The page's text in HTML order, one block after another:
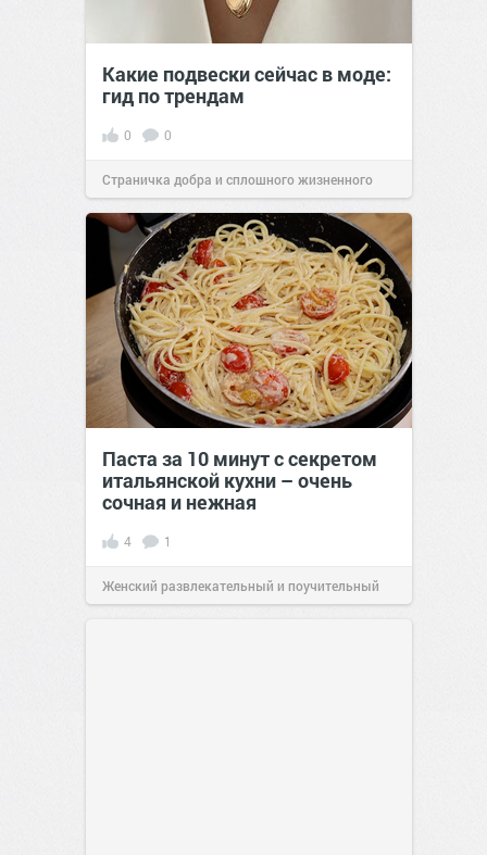
Какие подвески сейчас в моде:
гид по трендам
0 0
Страничка добра и сплошного жизненного
позитива!09:00Сегодня
Паста за 10 минут с секретом
итальянской кухни – очень
сочная и нежная
4 1
Женский развлекательный и поучительный